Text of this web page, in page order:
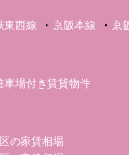
東西線 京阪本線
京
車場付き賃貸物件
の家賃相場